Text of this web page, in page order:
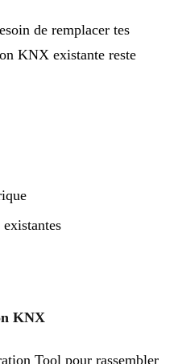
de remplacer tes
KNX existante reste
KNX
Tool pour rassembler